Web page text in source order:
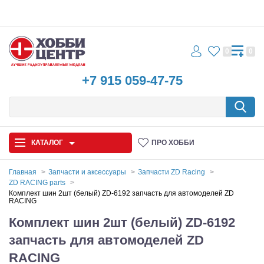
+7 915 059-47-75
0 0
КАТАЛОГ ПРО ХОББИ
Автомодели
Запчасти и аксессуары
Игрушки
Главная Запчасти и аксессуары
Запчасти ZD Racing
ZD RACING parts
Комплект шин 2шт (белый) ZD-6192 запчасть для автомоделей ZD
RACING
Комплект шин 2шт (белый) ZD-6192
запчасть для автомоделей ZD
RACING